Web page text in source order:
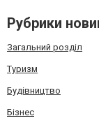
Рубрики
Загальний розділ
Туризм
Будівництво
Бізнес